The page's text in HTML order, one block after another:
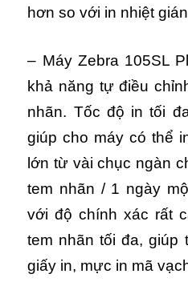
hơn so với in nhiệt
– Máy Zebra 105SL
khả năng tự điều
nhãn. Tốc độ in tối
giúp cho máy có thể
lớn từ vài chục ngàn
tem nhãn / 1 ngày
với độ chính xác rất
tem nhãn tối đa, giúp
giấy in, mực in mã